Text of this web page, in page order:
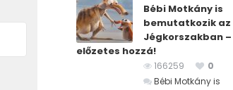
Bébi Motkány is
bemutatkozik az
Jégkorszakban
előzetes hozzá!
166259
0
Bébi Motkány is